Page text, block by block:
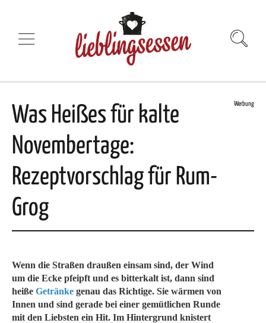
Was Heißes für kalte
Novembertage:
Rezeptvorschlag für Rum-
Grog
Werbung
Wenn die Straßen draußen einsam sind, der Wind
um die Ecke pfeipft und es bitterkalt ist, dann sind
heiße Getränke genau das Richtige. Sie wärmen von
Innen und sind gerade bei einer gemütlichen Runde
mit den Liebsten ein Hit. Im Hintergrund knistert